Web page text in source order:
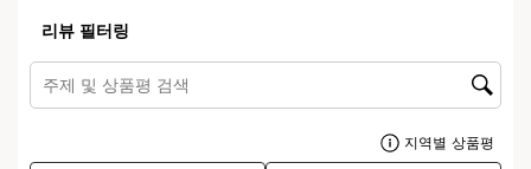
₩130,000
엑스트라-퍼밍 리프트-플럼핑 크림 (데이크림) 15ml
피부 코어 탄력을 위한 솔루션, 엑스트라-퍼밍 크림 *
#탄력크림 #안티링클크림 #탄력서포트크림 #브라이